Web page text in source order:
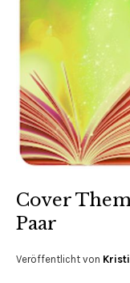
Cover
Paar
Veröffentlicht von